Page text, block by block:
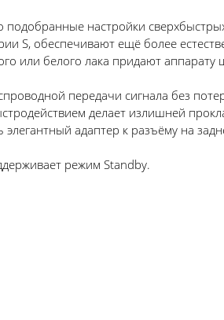
подобранные настройки
S, обеспечивают ещё более
или белого лака придают аппарату
передачи сигнала без
делает излишней
элегантный адаптер к разъёму на
режим Standby.